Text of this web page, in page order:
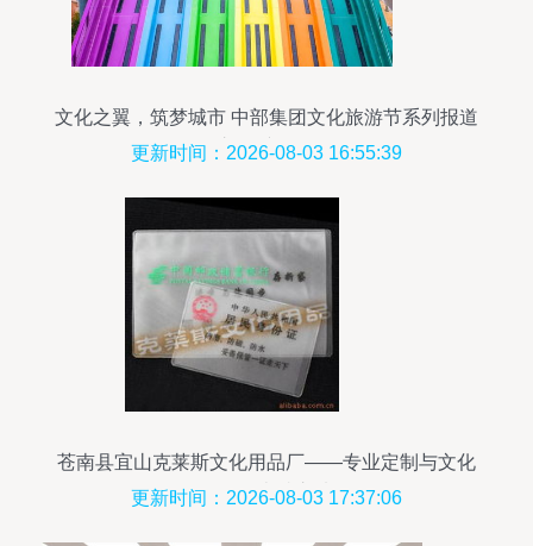
文化之翼，筑梦城市 中部集团文化旅游节系列报道
之一·产品篇
更新时间：2026-08-03 16:55:39
苍南县宜山克莱斯文化用品厂——专业定制与文化
传承的卓越之选
更新时间：2026-08-03 17:37:06